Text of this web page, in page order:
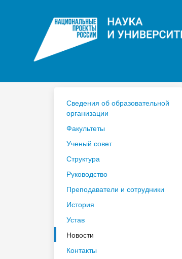
Расписание
Год педагога и наставника 2023
Сведения об образовательной
организации
Факультеты
Ученый совет
Структура
Руководство
Преподаватели и сотрудники
История
Устав
Новости
Контакты